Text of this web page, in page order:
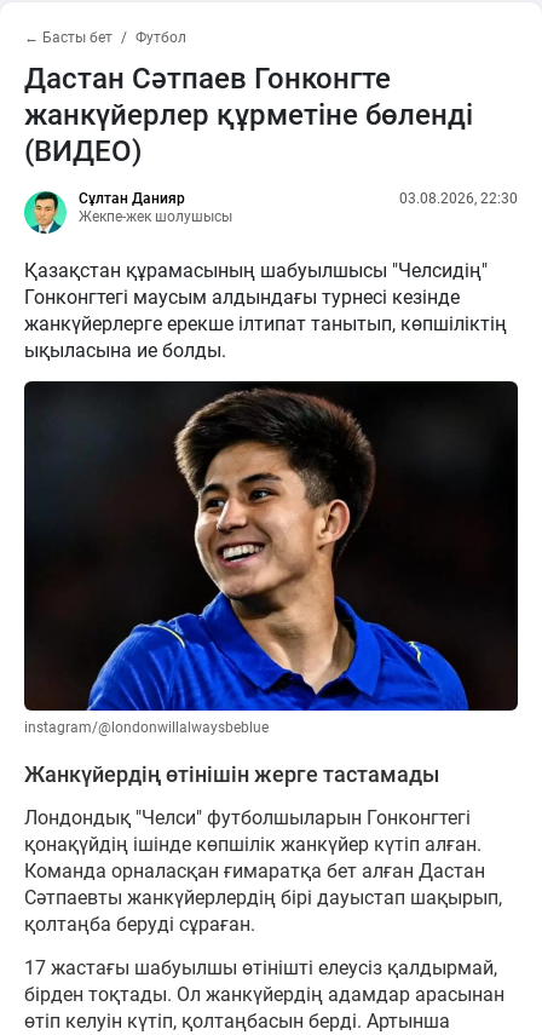
← Басты бет Футбол
Дастан Сәтпаев Гонконгте
жанкүйерлер құрметіне бөленді
(ВИДЕО)
Сұлтан Данияр
Жекпе-жек шолушысы
03.08.2026, 22:30
Қазақстан құрамасының шабуылшысы "Челсидің"
Гонконгтегі маусым алдындағы турнесі кезінде
жанкүйерлерге ерекше ілтипат танытып, көпшіліктің
ықыласына ие болды.
instagram/@londonwillalwaysbeblue
Жанкүйердің өтінішін жерге тастамады
Лондондық "Челси" футболшыларын Гонконгтегі
қонақүйдің ішінде көпшілік жанкүйер күтіп алған.
Команда орналасқан ғимаратқа бет алған Дастан
Сәтпаевты жанкүйерлердің бірі дауыстап шақырып,
қолтаңба беруді сұраған.
17 жастағы шабуылшы өтінішті елеусіз қалдырмай,
бірден тоқтады. Ол жанкүйердің адамдар арасынан
өтіп келуін күтіп, қолтаңбасын берді. Артынша